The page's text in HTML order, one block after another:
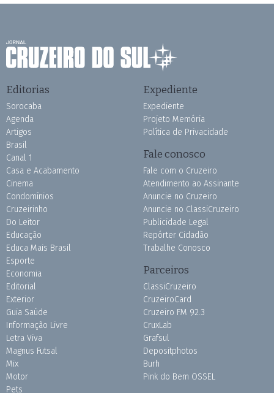
Editorias
Sorocaba
Agenda
Artigos
Brasil
Canal 1
Casa e Acabamento
Cinema
Condomínios
Cruzeirinho
Do Leitor
Educação
Educa Mais Brasil
Esporte
Economia
Editorial
Exterior
Guia Saúde
Informação Livre
Letra Viva
Magnus Futsal
Mix
Motor
Pets
Expediente
Expediente
Projeto Memória
Política de Privacidade
Fale conosco
Fale com o Cruzeiro
Atendimento ao Assinante
Anuncie no Cruzeiro
Anuncie no ClassiCruzeiro
Publicidade Legal
Repórter Cidadão
Trabalhe Conosco
Parceiros
ClassiCruzeiro
CruzeiroCard
Cruzeiro FM 92.3
CruxLab
Grafsul
Depositphotos
Burh
Pink do Bem OSSEL